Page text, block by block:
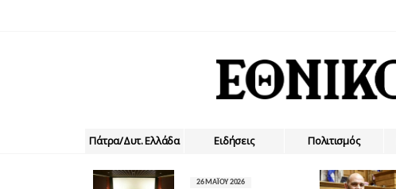
Πάτρα/Δυτ. Ελλάδα Ειδήσεις Πολιτισμός
26 ΜΑΪ́ΟΥ 2026